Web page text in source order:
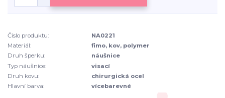
Číslo produktu:
NA0221
Materiál:
fimo, kov, polymer
Druh šperku:
náušnice
Typ náušnice:
visací
Druh kovu:
chirurgická ocel
Hlavní barva:
vícebarevné